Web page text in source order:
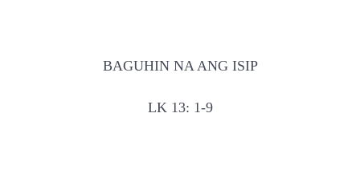
BAGUHIN NA ANG ISIP
LK 13: 1-9